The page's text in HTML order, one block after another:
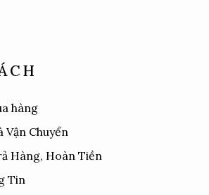
hàng
Vận Chuyển
Hàng, Hoàn Tiền
Tin